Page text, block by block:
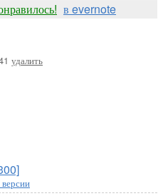
в evernote
удалить